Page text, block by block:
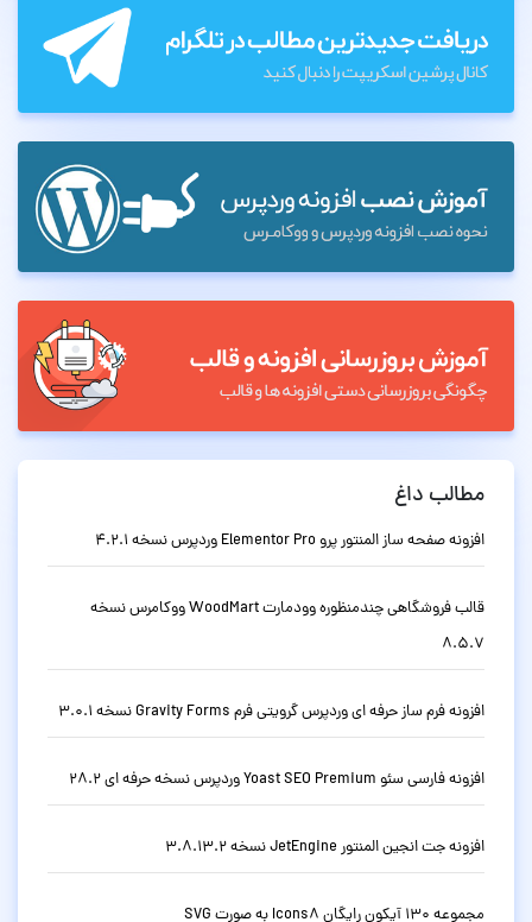
مطالب داغ
افزونه صفحه ساز المنتور پرو Elementor Pro وردپرس نسخه 4.2.1
قالب فروشگاهی چندمنظوره وودمارت WoodMart ووکامرس نسخه
8.5.7
افزونه فرم ساز حرفه ای وردپرس گرویتی فرم Gravity Forms نسخه 3.0.1
افزونه فارسی سئو Yoast SEO Premium وردپرس نسخه حرفه ای 28.2
افزونه جت انجین المنتور JetEngine نسخه 3.8.13.2
مجموعه 130 آیکون رایگان Icons8 به صورت SVG